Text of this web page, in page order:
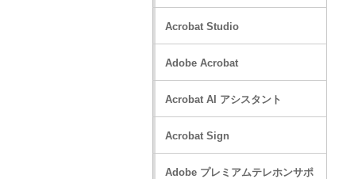
Acrobat Studio
Adobe Acrobat
Acrobat AI アシスタント
Acrobat Sign
Adobe プレミアムテレホンサポ